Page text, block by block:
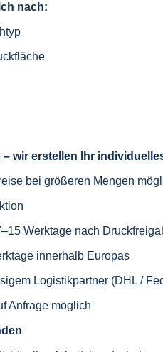
nach:
– wir erstellen Ihr
bei größeren Mengen
Werktage nach
innerhalb Europas
Logistikpartner (DHL /
Anfrage möglich